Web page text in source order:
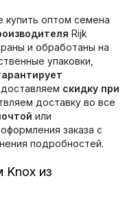
оптом семена
Rijk
и обработаны на
упаковки,
скидку при
доставку во все
или
заказа с
подробностей.
Knox из